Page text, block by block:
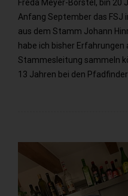
Freda Meyer-Borstel, bin 20
Anfang September das FSJ
aus dem Stamm Johann
habe ich bisher Erfahrungen
Stammesleitung sammeln
13 Jahren bei den